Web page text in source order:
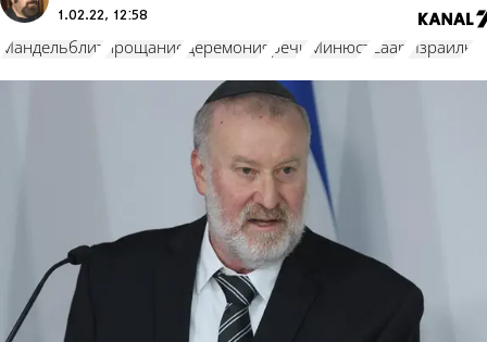
1.02.22, 12:58
Мандельблит прощание церемония речи Минюст Саар Израиль